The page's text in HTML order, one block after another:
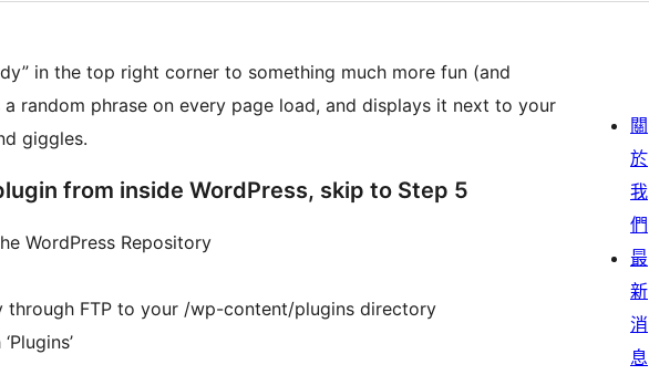
in the top right corner to something much more fun (and
random phrase on every page load, and displays it next to your
giggles.
from inside WordPress, skip to Step 5
WordPress Repository
through FTP to your /wp-content/plugins directory
關
於
我
們
最
新
消
息